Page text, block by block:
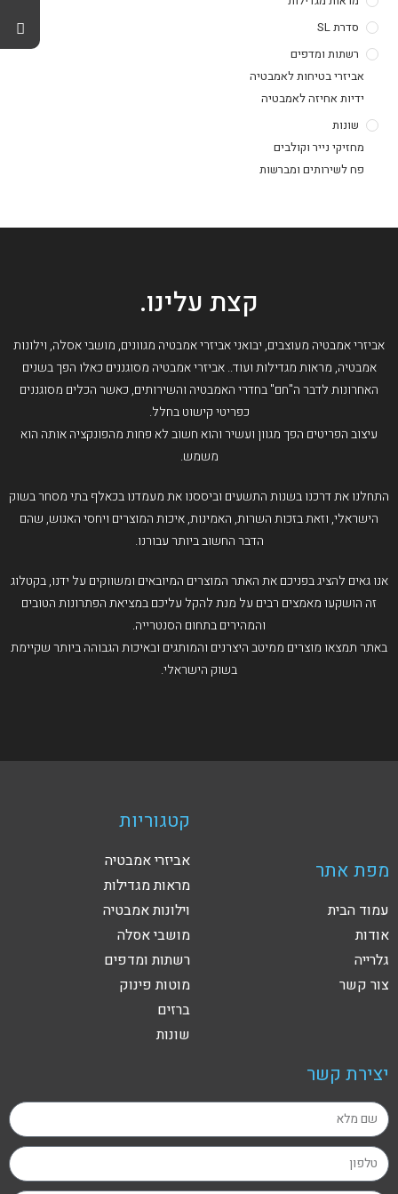
סדרת SL
רשתות ומדפים
אביזרי בטיחות לאמבטיה
ידיות אחיזה לאמבטיה
שונות
מחזיקי נייר וקולבים
פח לשירותים ומברשות
קצת עלינו.
אביזרי אמבטיה מעוצבים, יבואני אביזרי אמבטיה מגוונים, מושבי אסלה, וילונות
אמבטיה, מראות מגדילות ועוד.. אביזרי אמבטיה מסוגננים כאלו הפך בשנים
האחרונות לדבר ה"חם" בחדרי האמבטיה והשירותים, כאשר הכלים מסוגננים
כפריטי קישוט בחלל.
עיצוב הפריטים הפך מגוון ועשיר והוא חשוב לא פחות מהפונקציה אותה הוא
משמש.
התחלנו את דרכנו בשנות התשעים וביססנו את מעמדנו בכאלף בתי מסחר בשוק
הישראלי, וזאת בזכות השרות, האמינות, איכות המוצרים ויחסי האנוש, שהם
הדבר החשוב ביותר עבורנו.
אנו גאים להציג בפניכם את האתר המוצרים המיובאים ומשווקים על ידנו, בקטלוג
זה הושקעו מאמצים רבים על מנת להקל עליכם במציאת הפתרונות הטובים
והמהירים בתחום הסנטרייה.
באתר תמצאו מוצרים ממיטב היצרנים והמותגים ובאיכות הגבוהה ביותר שקיימת
בשוק הישראלי.
מפת אתר
עמוד הבית
אודות
גלרייה
צור קשר
קטגוריות
אביזרי אמבטיה
מראות מגדילות
וילונות אמבטיה
מושבי אסלה
רשתות ומדפים
מוטות פינוק
ברזים
שונות
יצירת קשר